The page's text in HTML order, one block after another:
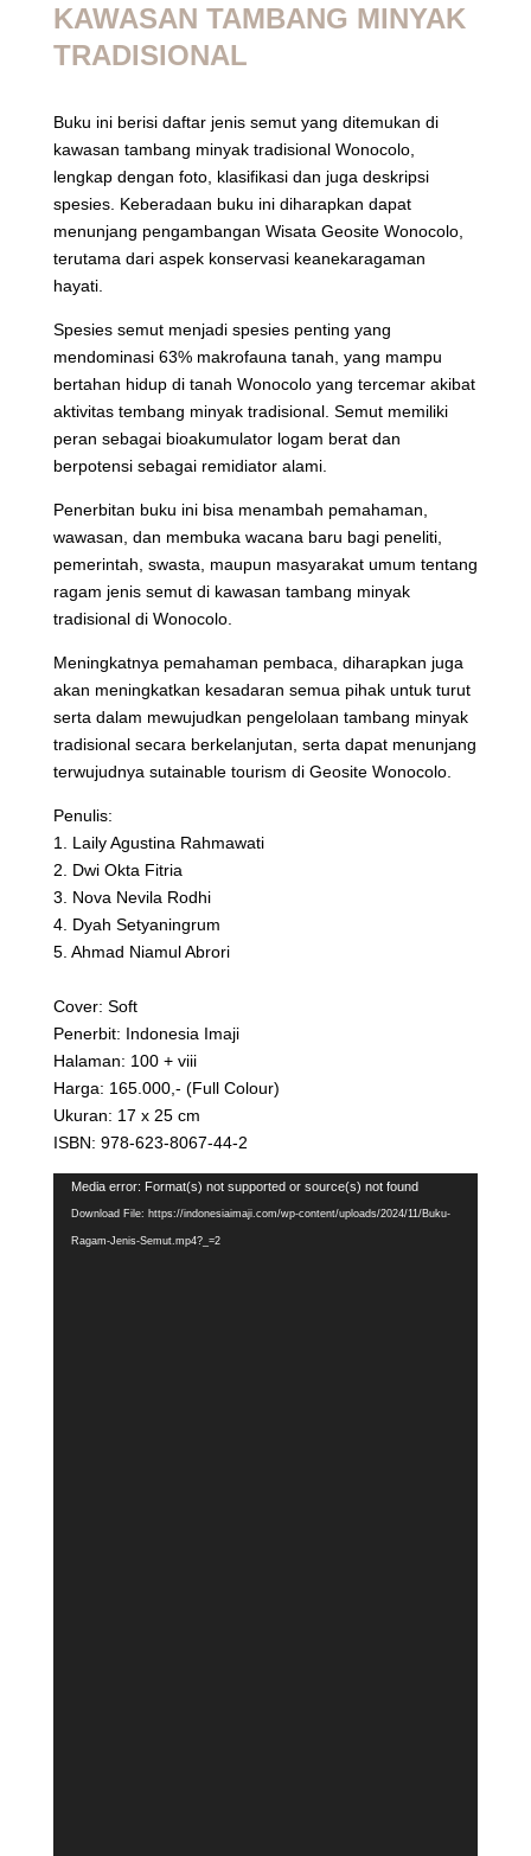
KAWASAN TAMBANG MINYAK
TRADISIONAL
Buku ini berisi daftar jenis semut yang ditemukan di
kawasan tambang minyak tradisional Wonocolo,
lengkap dengan foto, klasifikasi dan juga deskripsi
spesies. Keberadaan buku ini diharapkan dapat
menunjang pengambangan Wisata Geosite Wonocolo,
terutama dari aspek konservasi keanekaragaman
hayati.
Spesies semut menjadi spesies penting yang
mendominasi 63% makrofauna tanah, yang mampu
bertahan hidup di tanah Wonocolo yang tercemar akibat
aktivitas tembang minyak tradisional. Semut memiliki
peran sebagai bioakumulator logam berat dan
berpotensi sebagai remidiator alami.
Penerbitan buku ini bisa menambah pemahaman,
wawasan, dan membuka wacana baru bagi peneliti,
pemerintah, swasta, maupun masyarakat umum tentang
ragam jenis semut di kawasan tambang minyak
tradisional di Wonocolo.
Meningkatnya pemahaman pembaca, diharapkan juga
akan meningkatkan kesadaran semua pihak untuk turut
serta dalam mewujudkan pengelolaan tambang minyak
tradisional secara berkelanjutan, serta dapat menunjang
terwujudnya sutainable tourism di Geosite Wonocolo.
Penulis:
1. Laily Agustina Rahmawati
2. Dwi Okta Fitria
3. Nova Nevila Rodhi
4. Dyah Setyaningrum
5. Ahmad Niamul Abrori
Cover: Soft
Penerbit: Indonesia Imaji
Halaman: 100 + viii
Harga: 165.000,- (Full Colour)
Ukuran: 17 x 25 cm
ISBN: 978-623-8067-44-2
Video
Player
Media error: Format(s) not supported or source(s) not found
Download File: https://indonesiaimaji.com/wp-content/uploads/2024/11/Buku-
Ragam-Jenis-Semut.mp4?_=2